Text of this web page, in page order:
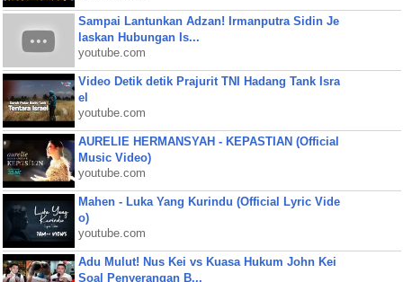
Sampai Lantunkan Adzan! Irmanputra Sidin Je
laskan Hubungan Is...
youtube.com
Video Detik detik Prajurit TNI Hadang Tank Isra
el
youtube.com
AURELIE HERMANSYAH - KEPASTIAN (Official
Music Video)
youtube.com
Mahen - Luka Yang Kurindu (Official Lyric Vide
o)
youtube.com
Adu Mulut! Nus Kei vs Kuasa Hukum John Kei
Soal Penyerangan B...